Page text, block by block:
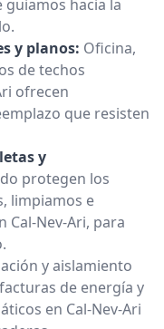
guiamos hacia la
y planos: Oficina,
de techos
ofrecen
que resisten
y
protegen los
limpiamos e
Cal-Nev-Ari, para
y aislamiento
de energía y
en Cal-Nev-Ari